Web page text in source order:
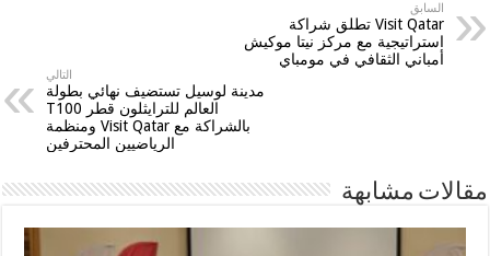
السابق
Visit Qatar تطلق شراكة
استراتيجية مع مركز نيتا موكيش
أمباني الثقافي في مومباي
التالي
مدينة لوسيل تستضيف نهائي بطولة
العالم للترايثلون قطر T100
بالشراكة مع Visit Qatar ومنظمة
الرياضيين المحترفين
مقالات مشابهة